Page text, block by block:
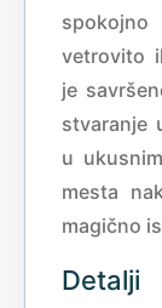
vetrovito
je
stvaranje
u
mesta
magično
Detalji